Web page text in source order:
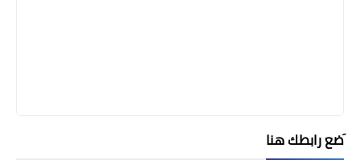
َضع رابطك هنا